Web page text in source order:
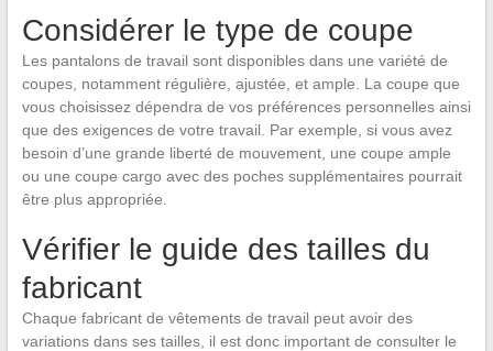
Considérer le type de coupe
Les pantalons de travail sont disponibles dans une variété de
coupes, notamment régulière, ajustée, et ample. La coupe que
vous choisissez dépendra de vos préférences personnelles ainsi
que des exigences de votre travail. Par exemple, si vous avez
besoin d’une grande liberté de mouvement, une coupe ample
ou une coupe cargo avec des poches supplémentaires pourrait
être plus appropriée.
Vérifier le guide des tailles du
fabricant
Chaque fabricant de vêtements de travail peut avoir des
variations dans ses tailles, il est donc important de consulter le